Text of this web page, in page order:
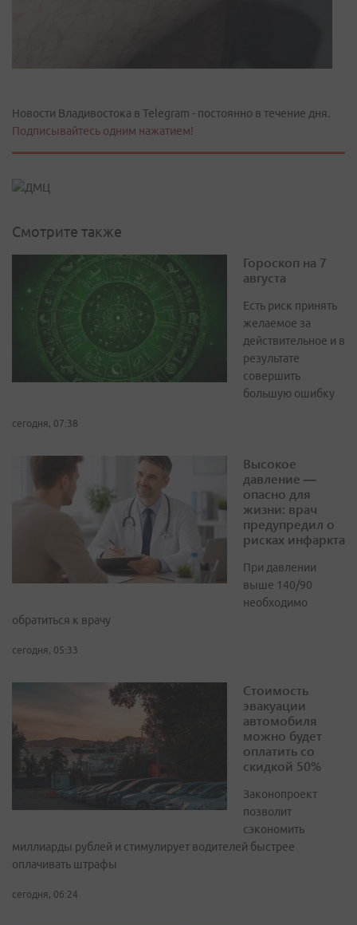
Новости Владивостока в Telegram - постоянно в течение дня.
Подписывайтесь одним нажатием!
Смотрите также
Гороскоп на 7
августа
Есть риск принять
желаемое за
действительное и в
результате
совершить
большую ошибку
сегодня, 07:38
Высокое
давление —
опасно для
жизни: врач
предупредил о
рисках инфаркта
При давлении
выше 140/90
необходимо
обратиться к врачу
сегодня, 05:33
Стоимость
эвакуации
автомобиля
можно будет
оплатить со
скидкой 50%
Законопроект
позволит
сэкономить
миллиарды рублей и стимулирует водителей быстрее
оплачивать штрафы
сегодня, 06:24